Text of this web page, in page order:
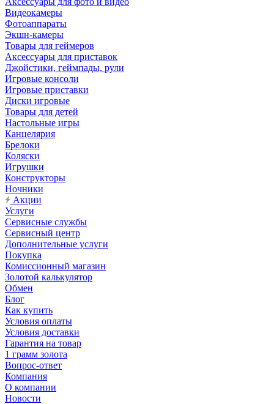
Видеокамеры
Фотоаппараты
Экшн-камеры
Товары для геймеров
Аксессуары для приставок
Джойстики, геймпады, рули
Игровые консоли
Игровые приставки
Диски игровые
Товары для детей
Настольные игры
Канцелярия
Брелоки
Коляски
Игрушки
Конструкторы
Ночники
Акции
Услуги
Сервисные службы
Сервисный центр
Дополнительные услуги
Покупка
Комиссионный магазин
Золотой калькулятор
Обмен
Блог
Как купить
Условия оплаты
Условия доставки
Гарантия на товар
1 грамм золота
Вопрос-ответ
Компания
О компании
Новости